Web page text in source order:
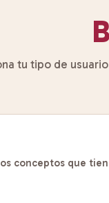
tu tipo de
conceptos que